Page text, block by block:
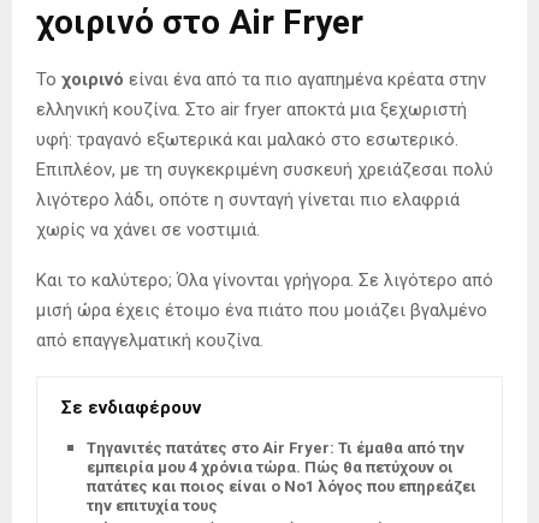
χοιρινό στο Air Fryer
Το χοιρινό είναι ένα από τα πιο αγαπημένα κρέατα στην
ελληνική κουζίνα. Στο air fryer αποκτά μια ξεχωριστή
υφή: τραγανό εξωτερικά και μαλακό στο εσωτερικό.
Επιπλέον, με τη συγκεκριμένη συσκευή χρειάζεσαι πολύ
λιγότερο λάδι, οπότε η συνταγή γίνεται πιο ελαφριά
χωρίς να χάνει σε νοστιμιά.
Και το καλύτερο; Όλα γίνονται γρήγορα. Σε λιγότερο από
μισή ώρα έχεις έτοιμο ένα πιάτο που μοιάζει βγαλμένο
από επαγγελματική κουζίνα.
Σε ενδιαφέρουν
Tηγανιτές πατάτες στο Air Fryer: Τι έμαθα από την
εμπειρία μου 4 χρόνια τώρα. Πώς θα πετύχουν οι
πατάτες και ποιος είναι ο Νο1 λόγος που επηρεάζει
την επιτυχία τους